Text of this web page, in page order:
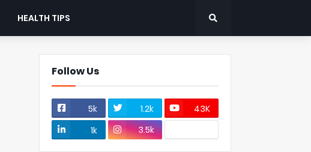
HEALTH TIPS
Follow Us
5k 1.2k
43K
1k
3.5k